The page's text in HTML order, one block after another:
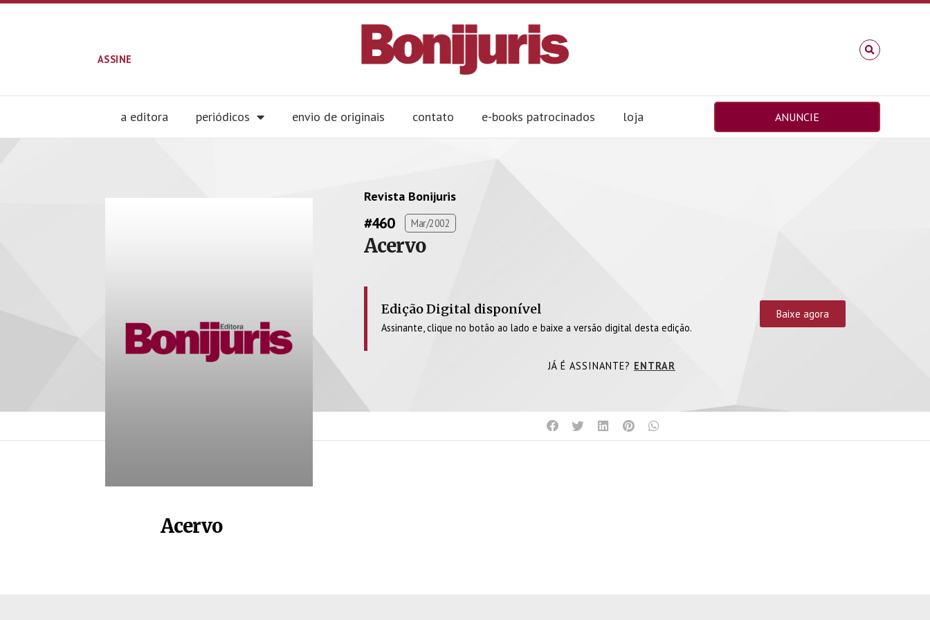
ASSINE
a editora periódicos envio de originais contato e-books patrocinados loja ANUNCIE
Revista Bonijuris
#460 Mar/2002
Acervo
Edição Digital disponível
Assinante, clique no botão ao lado e baixe a versão digital desta edição.
Baixe agora
JÁ É ASSINANTE? ENTRAR
Acervo